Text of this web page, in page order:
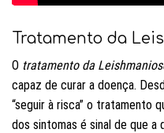
Tratamento da
O tratamento da
capaz de curar a doença.
“seguir à risca” o tratamento
dos sintomas é sinal de que a